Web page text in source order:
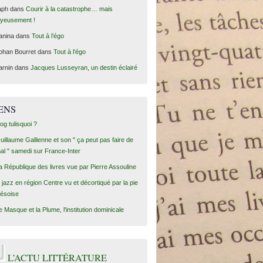
dans Courir à la catastrophe… mais
!
dans Tout à l’égo
Bourretdans Tout à l’égo
dans Jacques Lusseyran, un destin éclairé
tulisquoi ?
Gallienne et son " ça peut pas faire de
" samedi sur France-Inter
République des livres vue par Pierre Assouline
jazz en région Centre vu et décortiqué par la pie
Masque et la Plume, l'institution dominicale
L’ACTU LITTÉRATURE